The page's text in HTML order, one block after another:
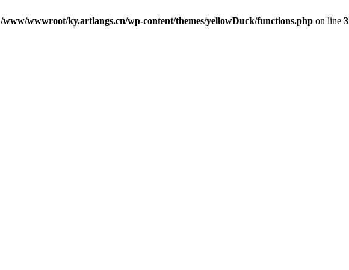
/www/wwwroot/ky.artlangs.cn/wp-content/themes/yellowDuck/functions.php on line